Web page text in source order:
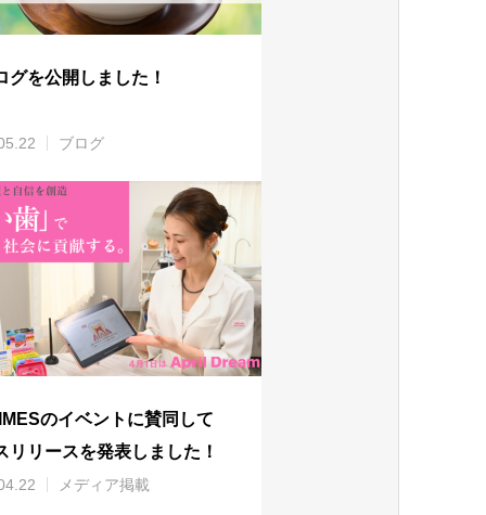
グを公開しました！
ブログ
のイベントに賛同して
リリースを発表しました！
メディア掲載